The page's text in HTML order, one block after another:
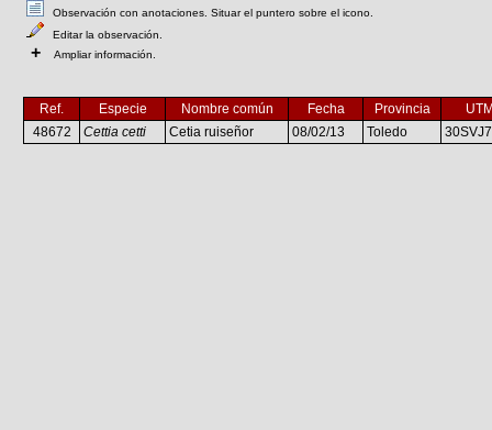
Observación con anotaciones. Situar el puntero sobre el icono.
Editar la observación.
+ Ampliar información.
Ref. Especie Nombre común Fecha Provincia
48672
Cettia cetti Cetia ruiseñor 08/02/13 Toledo